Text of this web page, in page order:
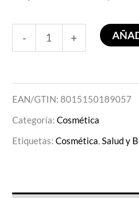
- +
EAN/GTIN: 8015150189057
Categoría: Cosmética
Etiquetas: Cosmética Salud y